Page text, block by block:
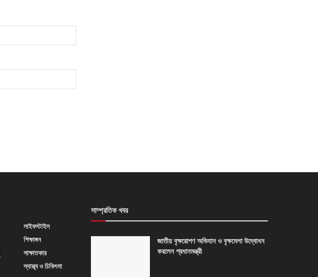
লাইফস্টাইল
শিক্ষাঙ্গন
সাক্ষাতকার
স্বাস্থ্য ও চিকিৎসা
সাম্প্রতিক খবর
জাতীয় বৃক্ষরোপণ অভিযান ও বৃক্ষমেলা উদ্বোধন
করলেন প্রধানমন্ত্রী